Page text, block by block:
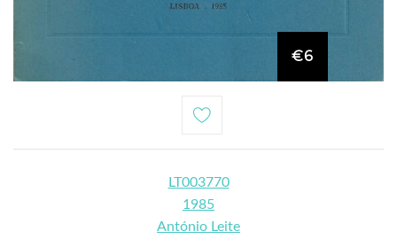
€6
LT003770
1985
António Leite